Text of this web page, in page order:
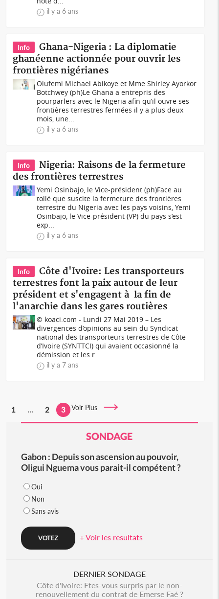
il y a 6 ans
Info
Ghana-Nigeria : La diplomatie
ghanéenne actionnée pour ouvrir les
frontières nigérianes
Olufemi Michael Abikoye et Mme Shirley Ayorkor
Botchwey (ph)Le Ghana a entrepris des
pourparlers avec le Nigeria afin qu’il ouvre ses
frontières terrestres fermées il y a plus deux
mois, une...
il y a 6 ans
Info
Nigeria: Raisons de la fermeture
des frontières terrestres
Yemi Osinbajo, le Vice-président (ph)Face au
tollé que suscite la fermeture des frontières
terrestre du Nigeria avec les pays voisins, Yemi
Osinbajo, le Vice-président (VP) du pays s’est
exp...
il y a 6 ans
Info
Côte d'Ivoire: Les transporteurs
terrestres font la paix autour de leur
président et s'engagent à la fin de
l'anarchie dans les gares routières
© koaci.com - Lundi 27 Mai 2019 – Les
divergences d’opinions au sein du Syndicat
national des transporteurs terrestres de Côte
d’Ivoire (SYNTTCI) qui avaient occasionné la
démission et les r...
il y a 7 ans
1 ... 2 3 Voir Plus
SONDAGE
Gabon : Depuis son ascension au pouvoir,
Oligui Nguema vous parait-il compétent ?
Oui
Non
Sans avis
+ Voir les resultats
DERNIER SONDAGE
Côte d'Ivoire: Etes-vous surpris par le non-
renouvellement du contrat de Emerse Faé ?